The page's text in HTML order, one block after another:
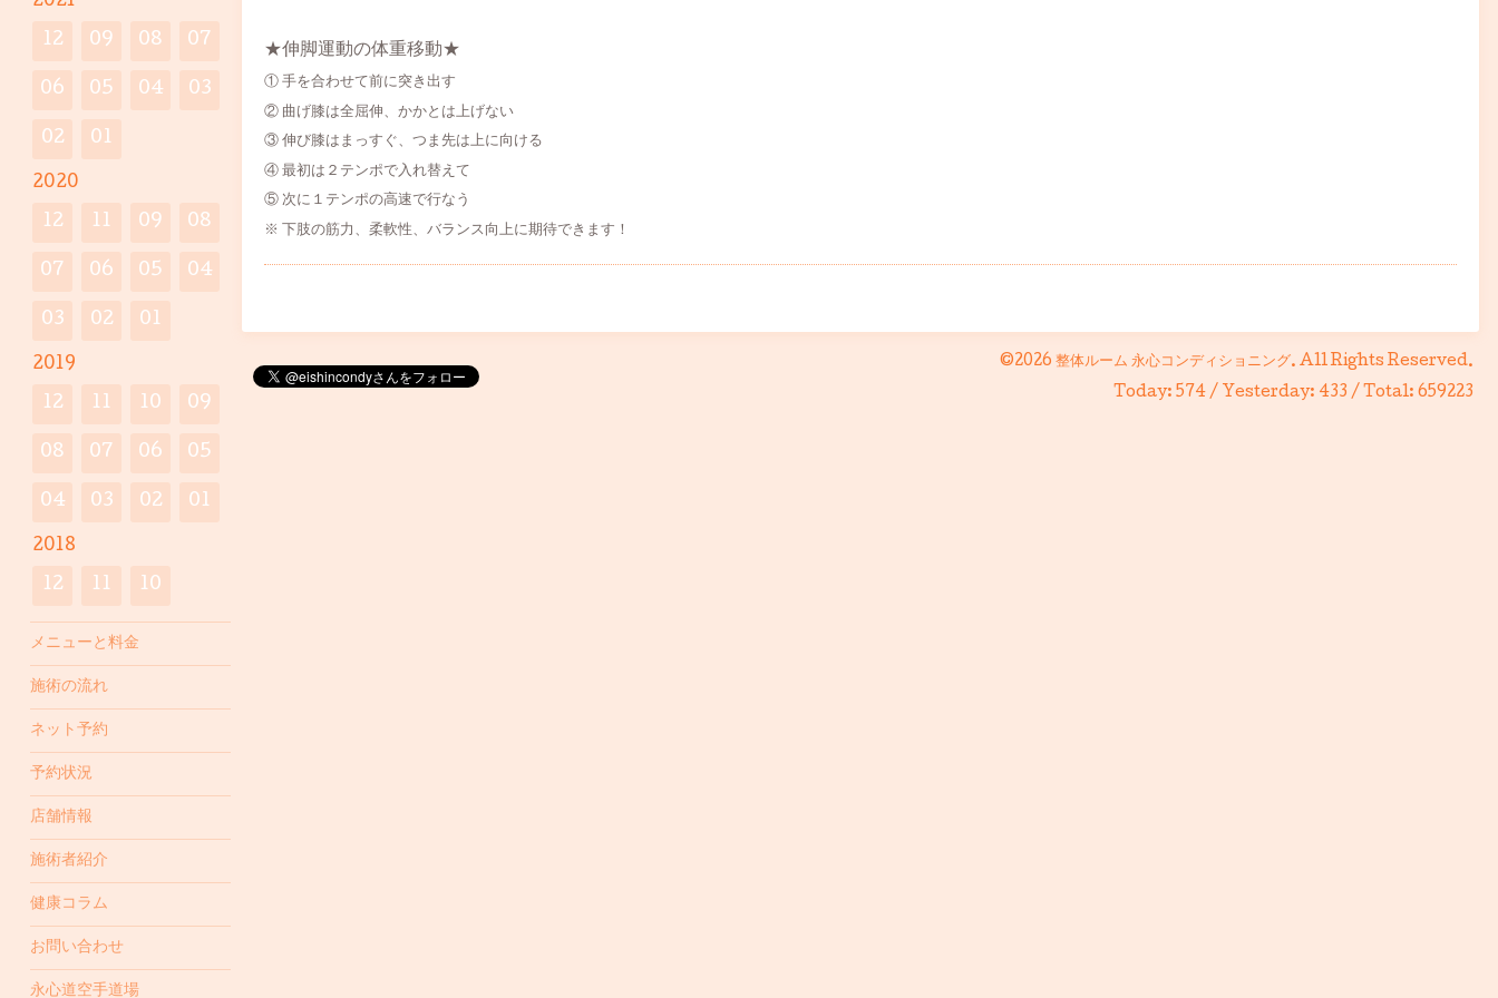
★伸脚運動の体重移動★
① 手を合わせて前に突き出す
② 曲げ膝は全屈伸、かかとは上げない
③ 伸び膝はまっすぐ、つま先は上に向ける
④ 最初は２テンポで入れ替えて
⑤ 次に１テンポの高速で行なう
※ 下肢の筋力、柔軟性、バランス向上に期待できます！
©2026 整体ルーム 永心コンディショニング. All Rights Reserved.
Today: 574 / Yesterday: 433 / Total: 659223
12 09 08 07
06 05 04 03
02 01
2020
12 11 09 08
07 06 05 04
03 02 01
2019
12 11 10 09
08 07 06 05
04 03 02 01
2018
12 11 10
メニューと料金
施術の流れ
ネット予約
予約状況
店舗情報
施術者紹介
健康コラム
お問い合わせ
永心道空手道場